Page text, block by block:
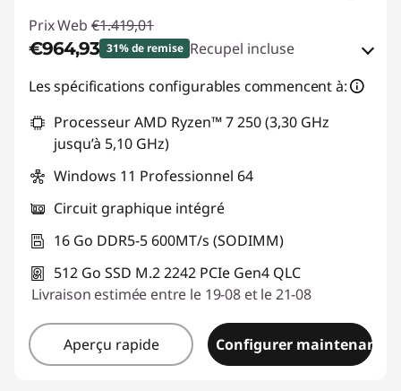
Prix Web €1.419,01
€964,93 31% de remise Recupel incluse
Bons de réduction en ligne :-€454,08
Code de réduction :THINKDEAL
Les spécifications configurables commencent à:
Processeur AMD Ryzen™ 7 250 (3,30 GHz
jusqu’à 5,10 GHz)
Windows 11 Professionnel 64
Circuit graphique intégré
16 Go DDR5-5 600MT/s (SODIMM)
512 Go SSD M.2 2242 PCIe Gen4 QLC
Livraison estimée entre le 19-08 et le 21-08
Aperçu rapide Configurer maintenant